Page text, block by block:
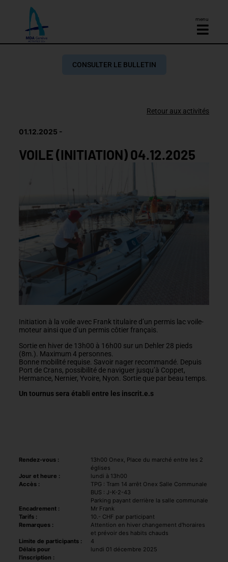
menu
CONSULTER LE BULLETIN
Retour aux activités
01.12.2025
VOILE (INITIATION) 04.12.2025
Initiation à la voile avec Frank titulaire d’un permis lac voile-
moteur ainsi que d’un permis côtier français.
Sortie en hiver de 13h00 à 16h00 sur un Dehler 28 pieds
(8m.). Maximum 4 personnes.
Bonne mobilité requise. Savoir nager recommandé. Depuis
Port de Crans, possibilité de naviguer jusqu’à Coppet,
Hermance, Nernier, Yvoire, Nyon. Sortie que par beau temps.
Un tournus sera établi entre les inscrit.e.s
Rendez-vous :
13h00 Onex, Place du marché entre les 2
églises
Jour et heure :
lundi à 13h00
Accès :
TPG : Tram 14 arrêt Onex Salle Communale
BUS : J-K-2-43
Parking payant derrière la salle communale
Encadrement :
Mr Frank
Tarifs :
10.- CHF par participant
Remarques :
Attention en hiver changement d'horaires
et prévoir des habits chauds
Limite de participants :
4
Délais pour
l'inscription :
lundi 01 décembre 2025